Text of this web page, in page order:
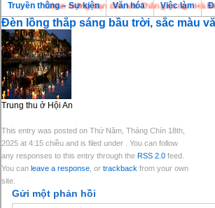
Chào mừng bạn đến với Thăng Long - Hà Nội,
Truyền thông – Sự kiện Văn hóa Việc làm
Đèn lồng thắp sáng bầu trời, sắc màu
Trung thu ở Hội An
This entry was posted on Thứ Năm, Tháng Chín 18th,
2025 at 4:15 chiều and is filed under . You can follow
any responses to this entry through the RSS 2.0 feed.
You can leave a response , or trackback from your own
site.
Gửi một phản hồi